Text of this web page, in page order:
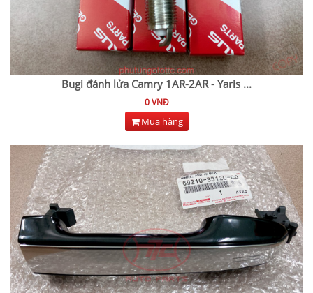
Bugi đánh lửa Camry 1AR-2AR - Yaris ...
0 VNĐ
Mua hàng